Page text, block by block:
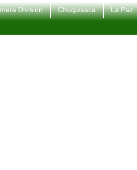
Division Chuquisaca La Paz